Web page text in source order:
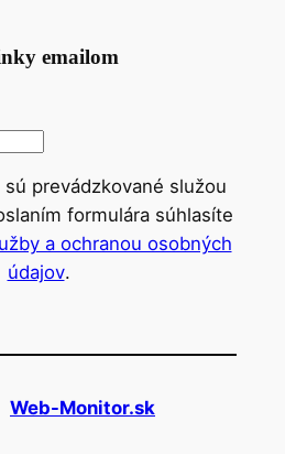
emailom
prevádzkované služou
formulára súhlasíte
a ochranou osobných
údajov.
Web-Monitor.sk